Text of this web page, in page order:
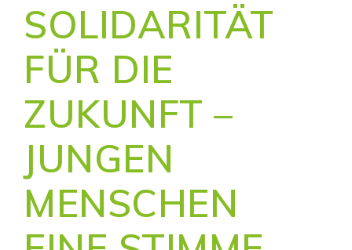
SOLIDARITÄT
FÜR DIE
ZUKUNFT –
JUNGEN
MENSCHEN